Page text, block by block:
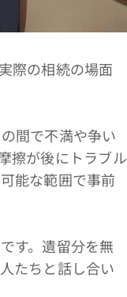
際の相続の場面
間で不満や争い
擦が後にトラブル
能な範囲で事前
す。遺留分を無
たちと話し合い